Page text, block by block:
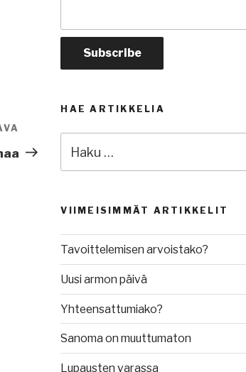
Seuraava
artikkeli
HAE ARTIKKELIA
VIIMEISIMMÄT ARTIKKELIT
Tavoittelemisen arvoistako?
Uusi armon päivä
Yhteensattumiako?
Sanoma on muuttumaton
Lupausten varassa